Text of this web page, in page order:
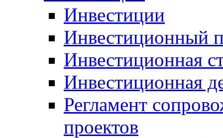
Инвестиции
Инвестиционный
Инвестиционная
Инвестиционная
Регламент
проектов